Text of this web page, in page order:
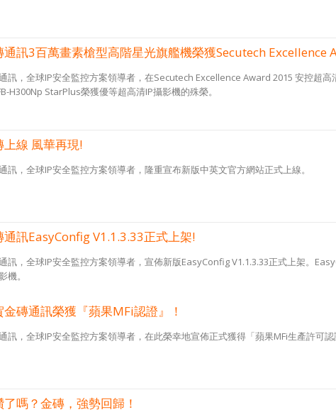
通訊3百萬畫素槍型高階星光旗艦機榮獲Secutech Excellence
訊，全球IP安全監控方案領導者，在Secutech Excellence Award 2015 安控超
H300Np StarPlus榮獲優等超高清IP攝影機的殊榮。
上線 風華再現!
訊，全球IP安全監控方案領導者，隆重宣布新版中英文官方網站正式上線。
通訊EasyConfig V1.1.3.33正式上架!
訊，全球IP安全監控方案領導者，宣佈新版EasyConfig V1.1.3.33正式上架。
機。
金磚通訊榮獲『蘋果MFi認證』！
訊，全球IP安全監控方案領導者，在此榮幸地宣佈正式獲得「蘋果MFi生產許可
了嗎？金磚，強勢回歸！